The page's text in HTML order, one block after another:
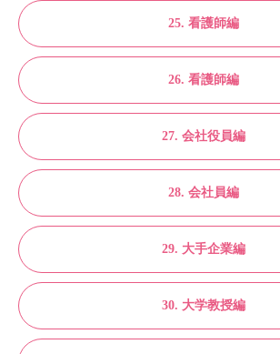
25. 看護師編
26. 看護師編
27. 会社役員編
28. 会社員編
29. 大手企業編
30. 大学教授編